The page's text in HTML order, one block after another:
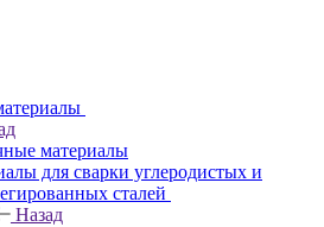
материалы
для сварки углеродистых и
сталей
Назад